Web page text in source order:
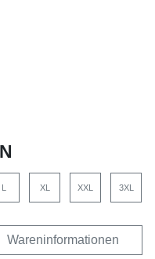
L XL XXL 3XL
Wareninformationen